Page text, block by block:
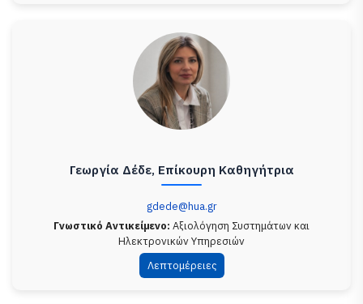
Γεωργία Δέδε, Επίκουρη Καθηγήτρια
gdede@hua.gr
Γνωστικό Αντικείμενο: Αξιολόγηση Συστημάτων και
Ηλεκτρονικών Υπηρεσιών
Λεπτομέρειες